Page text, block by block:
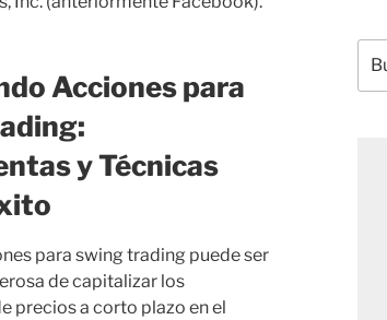
Acciones para
y Técnicas
para swing trading puede ser
de capitalizar los
precios a corto plazo en el
por: